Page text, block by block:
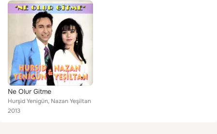
Ne Olur Gitme
Hurşid Yenigün, Nazan Yeşiltan
2013